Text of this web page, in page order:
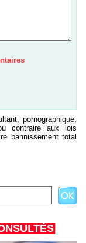
pornographique,
contraire aux lois
bannissement total